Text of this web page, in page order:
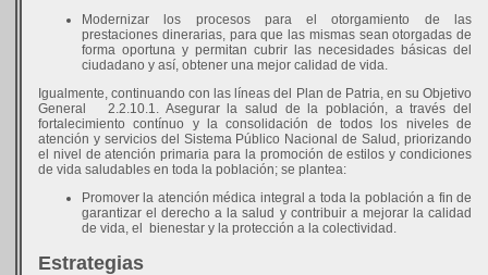
Modernizar los procesos para el otorgamiento de las
prestaciones dinerarias, para que las mismas sean otorgadas de
forma oportuna y permitan cubrir las necesidades básicas del
ciudadano y así, obtener una mejor calidad de vida.
Igualmente, continuando con las líneas del Plan de Patria, en su Objetivo
General 2.2.10.1. Asegurar la salud de la población, a través del
fortalecimiento contínuo y la consolidación de todos los niveles de
atención y servicios del Sistema Público Nacional de Salud, priorizando
el nivel de atención primaria para la promoción de estilos y condiciones
de vida saludables en toda la población; se plantea:
Promover la atención médica integral a toda la población a fin de
garantizar el derecho a la salud y contribuir a mejorar la calidad
de vida, el bienestar y la protección a la colectividad.
Estrategias